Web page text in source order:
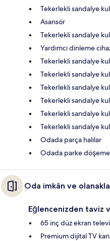
Tekerlekli sandalye
Asansör
Tekerlekli sandalye
Yardımcı dinleme
Tekerlekli sandalye
Tekerlekli sandalye
Tekerlekli sandalye
Tekerlekli sandalye
Tekerlekli sandalye
Tekerlekli sandalye
Odada parça halılar
Odada parke döşeme
Oda imkân ve
Eğlencenizden taviz
65 inç düz ekran
Premium dijital TV